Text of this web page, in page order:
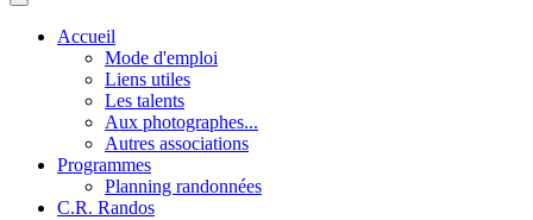
Accueil
Mode d'emploi
Liens utiles
Les talents
Aux photographes...
Autres associations
Programmes
Planning randonnées
C.R. Randos